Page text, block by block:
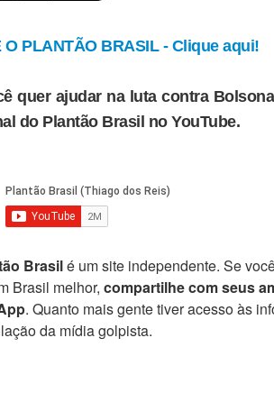
O PLANTÃO BRASIL - Clique aqui!
quer ajudar na luta contra
do Plantão Brasil no YouTube.
Brasilé um site independente. Se
Brasil melhor, compartilhe com seus
. Quanto mais gente tiver acesso às
da mídia golpista.